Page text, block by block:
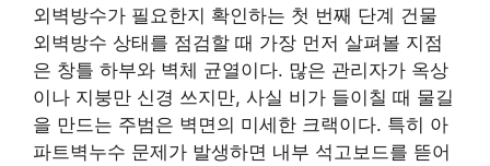
외벽방수가 필요한지 확인하는 첫 번째 단계 건물
외벽방수 상태를 점검할 때 가장 먼저 살펴볼 지점
은 창틀 하부와 벽체 균열이다. 많은 관리자가 옥상
이나 지붕만 신경 쓰지만, 사실 비가 들이칠 때 물길
을 만드는 주범은 벽면의 미세한 크랙이다. 특히 아
파트벽누수 문제가 발생하면 내부 석고보드를 뜯어